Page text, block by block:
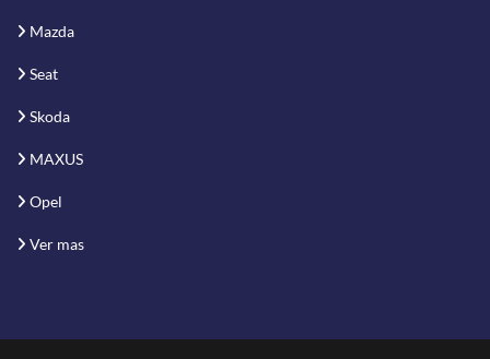
Mazda
Seat
Skoda
MAXUS
Opel
Ver mas